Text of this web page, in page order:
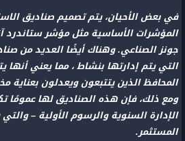
في بعض الأحيان، يتم تصميم صناديق
جونز الصناعي. وهناك أيضًا العديد من
التي يتم إدارتها بنشاط ، مما يعني
المحافظ الذين يتتبعون ويعدلون
ومع ذلك، فإن هذه الصناديق لها عمومًا
الإدارة السنوية والرسوم الأولية –
المستثمر.